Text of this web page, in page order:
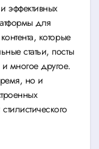
эффективных
для
которые
статьи, посты
многое другое.
но и